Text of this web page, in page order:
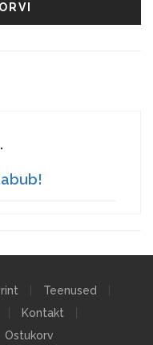
Teenused
Kontakt
Ostukorv